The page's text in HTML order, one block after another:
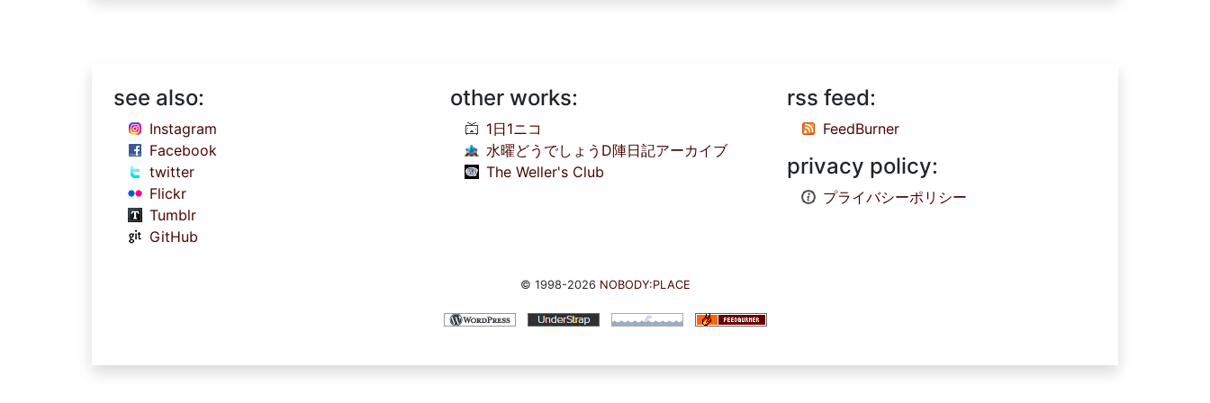
see also:
Instagram
Facebook
twitter
Flickr
Tumblr
GitHub
other works:
1日1ニコ
水曜どうでしょうD陣日記アーカイブ
The Weller's Club
rss feed:
FeedBurner
privacy policy:
プライバシーポリシー
© 1998-2026 NOBODY:PLACE